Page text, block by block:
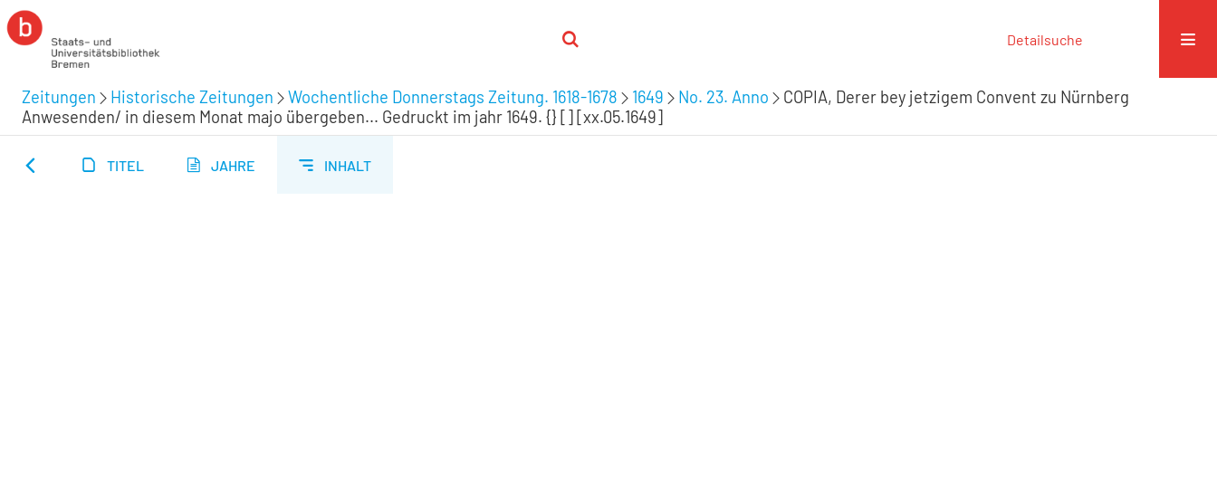
Detailsuche
Zeitungen Historische Zeitungen Wochentliche Donnerstags Zeitung. 1618-1678 1649 No. 23. Anno
COPIA, Derer bey jetzigem Convent zu Nürnberg
Anwesenden/ in diesem Monat majo übergeben... Gedruckt im jahr 1649. {} [] [xx.05.1649]
TITEL JAHRE INHALT